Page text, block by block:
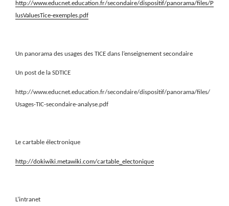
http://www.educnet.education.fr/secondaire/dispositif/panorama/files/P
lusValuesTice-exemples.pdf
Un panorama des usages des TICE dans l’enseignement secondaire
Un post de la SDTICE
http://www.educnet.education.fr/secondaire/dispositif/panorama/files/
Usages-TIC-secondaire-analyse.pdf
Le cartable électronique
http://dokiwiki.metawiki.com/cartable_electonique
L’intranet